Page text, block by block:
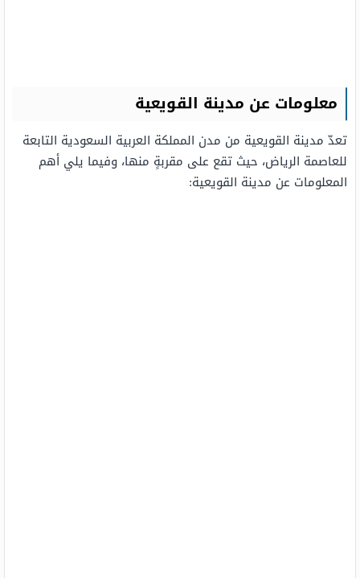
معلومات عن مدينة القويعية
تعدّ مدينة القويعية من مدن المملكة العربية السعودية التابعة
للعاصمة الرياض، حيث تقع على مقربةٍ منها، وفيما يلي أهم
المعلومات عن مدينة القويعية: